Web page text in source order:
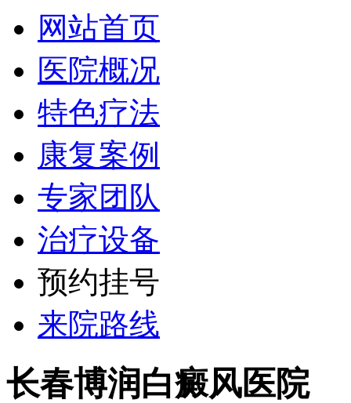
网站首页
医院概况
特色疗法
康复案例
专家团队
治疗设备
预约挂号
来院路线
长春博润白癜风医院